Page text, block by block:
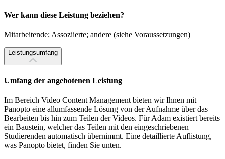
Wer kann diese Leistung beziehen?
Mitarbeitende; Assoziierte; andere (siehe Voraussetzungen)
Leistungsumfang
Umfang der angebotenen Leistung
Im Bereich Video Content Management bieten wir Ihnen mit
Panopto eine allumfassende Lösung von der Aufnahme über das
Bearbeiten bis hin zum Teilen der Videos. Für Adam existiert bereits
ein Baustein, welcher das Teilen mit den eingeschriebenen
Studierenden automatisch übernimmt. Eine detaillierte Auflistung,
was Panopto bietet, finden Sie unten.